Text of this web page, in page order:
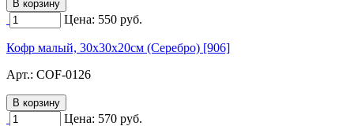
Цена: 550 руб.
Кофр малый, 30х30х20см (Серебро) [906]
Арт.: COF-0126
Цена: 570 руб.